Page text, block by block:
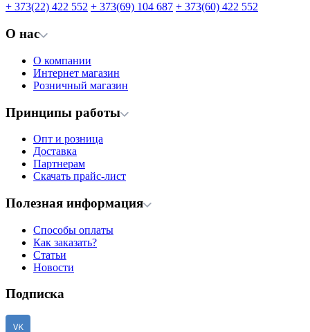
+ 373(22) 422 552 + 373(69) 104 687 + 373(60) 422 552
О нас
О компании
Интернет магазин
Розничный магазин
Принципы работы
Опт и розница
Доставка
Партнерам
Скачать прайс-лист
Полезная информация
Способы оплаты
Как заказать?
Статьи
Новости
Подписка